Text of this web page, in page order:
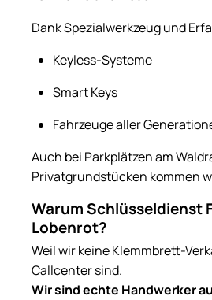
Dank Spezialwerkzeug und
Keyless-Systeme
Smart Keys
Fahrzeuge aller
Auch bei Parkplätzen am
Privatgrundstücken kommen
Warum Schlüsseldienst
Lobenrot?
Weil wir keine Klemmbrett-
Callcenter sind.
Wir sind echte Handwerker